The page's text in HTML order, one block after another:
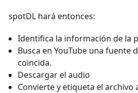
spotDL hará entonces:
Identifica la información de la
Busca en YouTube una fuente
coincida.
Descargar el audio
Convierte y etiqueta el